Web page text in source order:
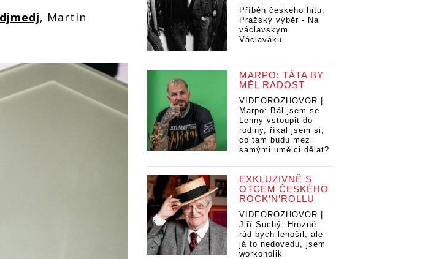
, Martin
Příběh českého hitu:
Pražský výběr - Na
václavskym
Václaváku
MARPO: TÁTA BY
MĚL RADOST
VIDEOROZHOVOR |
Marpo: Bál jsem se
Lenny vstoupit do
rodiny, říkal jsem si,
co tam budu mezi
samými umělci dělat?
EXKLUZIVNĚ S
OTCEM ČESKÉHO
ROCK’N’ROLLU
VIDEOROZHOVOR |
Jiří Suchý: Hrozně
rád bych lenošil, ale
já to nedovedu, jsem
workoholik